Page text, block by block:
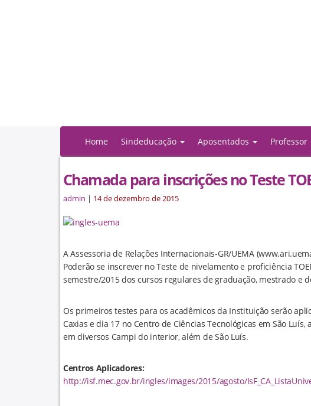
Home Sindeducação Aposentados Professor
Chamada para inscrições no Teste
admin | 14 de dezembro de 2015
A Assessoria de Relações Internacionais-GR/UEMA
Poderão se inscrever no Teste de nivelamento e proficiência
semestre/2015 dos cursos regulares de graduação, mestrado e
Os primeiros testes para os acadêmicos da Instituição serão
Caxias e dia 17 no Centro de Ciências Tecnológicas em São
em diversos Campi do interior, além de São Luís.
Centros Aplicadores:
http://isf.mec.gov.br/ingles/images/2015/agosto/